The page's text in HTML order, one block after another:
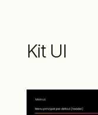
Kit UI